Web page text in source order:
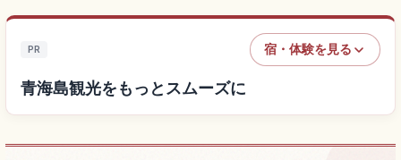
PR 宿・体験を見る
青海島観光をもっとスムーズに